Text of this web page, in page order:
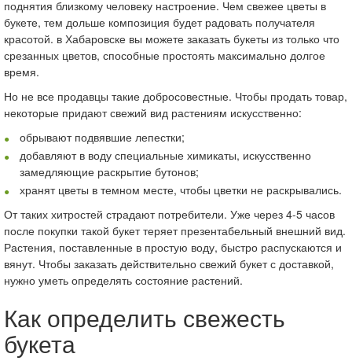
поднятия близкому человеку настроение. Чем свежее цветы в
букете, тем дольше композиция будет радовать получателя
красотой. в Хабаровске вы можете заказать букеты из только что
срезанных цветов, способные простоять максимально долгое
время.
Но не все продавцы такие добросовестные. Чтобы продать товар,
некоторые придают свежий вид растениям искусственно:
обрывают подвявшие лепестки;
добавляют в воду специальные химикаты, искусственно
замедляющие раскрытие бутонов;
хранят цветы в темном месте, чтобы цветки не раскрывались.
От таких хитростей страдают потребители. Уже через 4-5 часов
после покупки такой букет теряет презентабельный внешний вид.
Растения, поставленные в простую воду, быстро распускаются и
вянут. Чтобы заказать действительно свежий букет с доставкой,
нужно уметь определять состояние растений.
Как определить свежесть
букета